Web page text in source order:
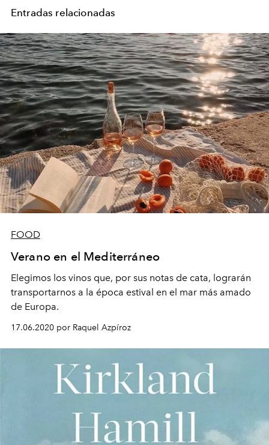
Entradas relacionadas
FOOD
Verano en el Mediterráneo
Elegimos los vinos que, por sus notas de cata, lograrán
transportarnos a la época estival en el mar más amado
de Europa.
17.06.2020 por Raquel Azpíroz